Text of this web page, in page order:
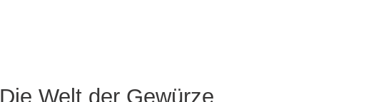
Die Welt der Gewürze